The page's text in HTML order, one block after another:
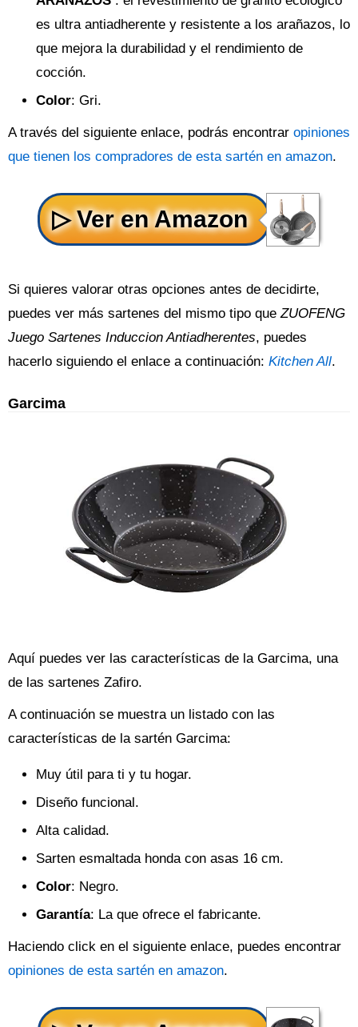
es ultra antiadherente y resistente a los arañazos, lo
que mejora la durabilidad y el rendimiento de
cocción.
Color: Gri.
A través del siguiente enlace, podrás encontrar opiniones
que tienen los compradores de esta sartén en amazon.
Si quieres valorar otras opciones antes de decidirte,
puedes ver más sartenes del mismo tipo queZUOFENG
Juego Sartenes Induccion Antiadherentes, puedes
hacerlo siguiendo el enlace a continuación: Kitchen All.
Garcima
Aquí puedes ver las características de la Garcima, una
de las sartenes Zafiro.
A continuación se muestra un listado con las
características de la sartén Garcima:
Muy útil para ti y tu hogar.
Diseño funcional.
Alta calidad.
Sarten esmaltada honda con asas 16 cm.
Color: Negro.
Garantía: La que ofrece el fabricante.
Haciendo click en el siguiente enlace, puedes encontrar
opiniones de esta sartén en amazon.